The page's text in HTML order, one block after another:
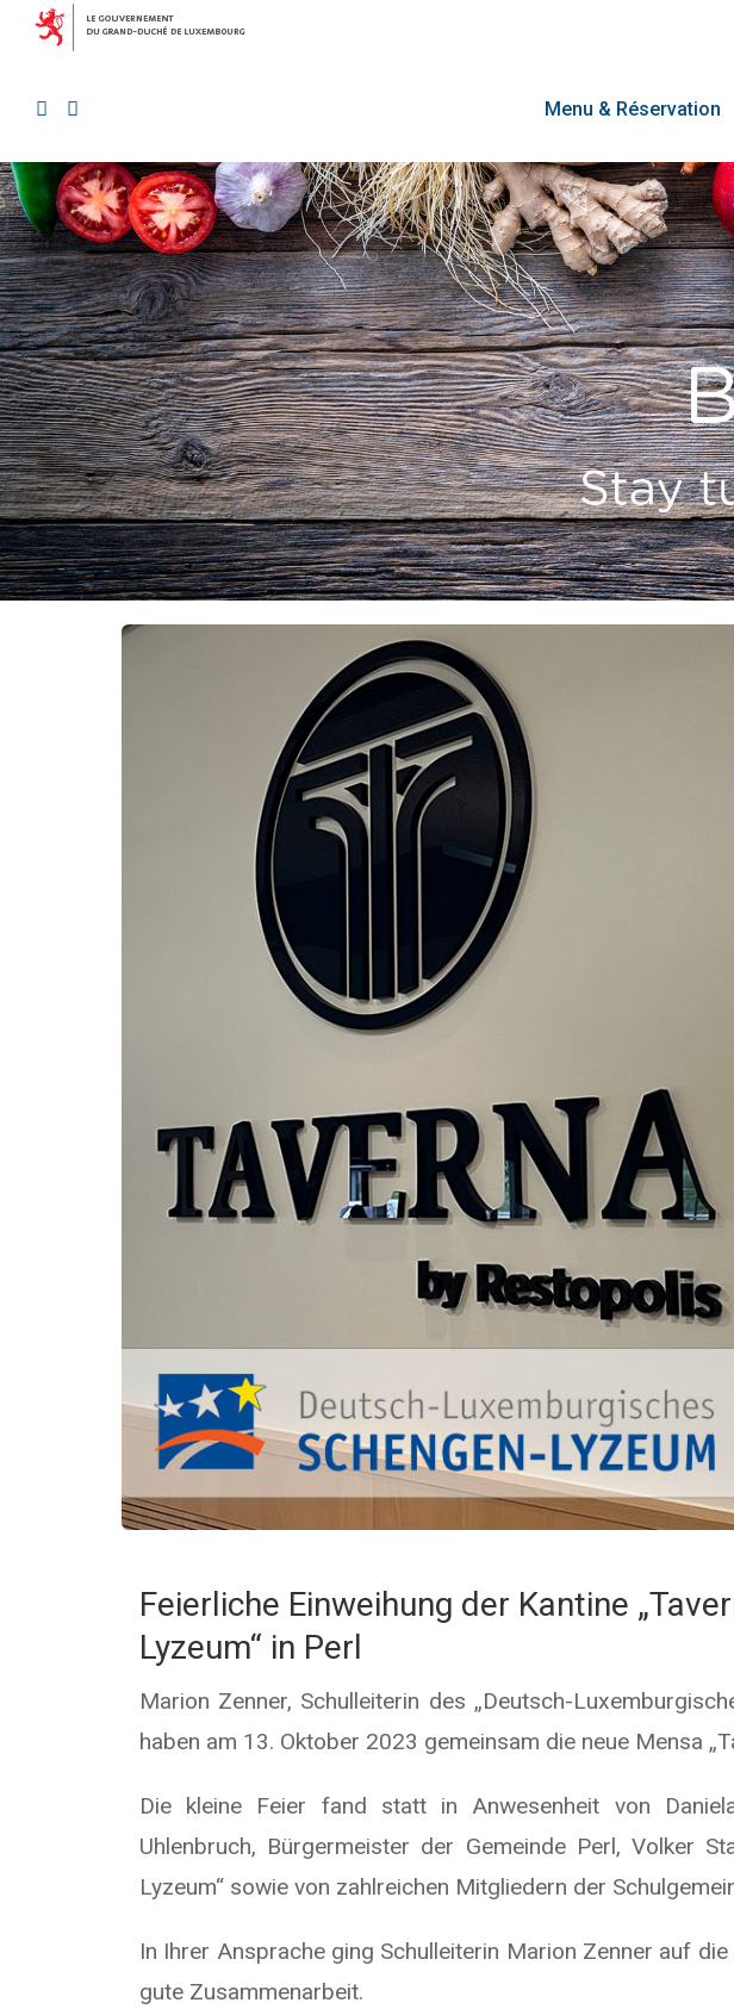
Menu & Réservation
Feierliche Einweihung der Kantine
Lyzeum“ in Perl
Marion Zenner, Schulleiterin des „Deutsch-
haben am 13. Oktober 2023 gemeinsam die neue Mensa
Die kleine Feier fand statt in Anwesenheit von
Uhlenbruch, Bürgermeister der Gemeinde Perl, Volker
Lyzeum“ sowie von zahlreichen Mitgliedern der
In Ihrer Ansprache ging Schulleiterin Marion Zenner auf
gute Zusammenarbeit.